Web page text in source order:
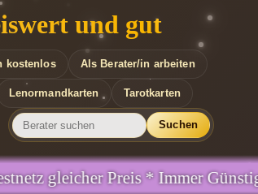
und gut
kostenlos Als Berater/in arbeiten
Lenormandkarten Tarotkarten
Suchen
Günstig IMMER GUT *